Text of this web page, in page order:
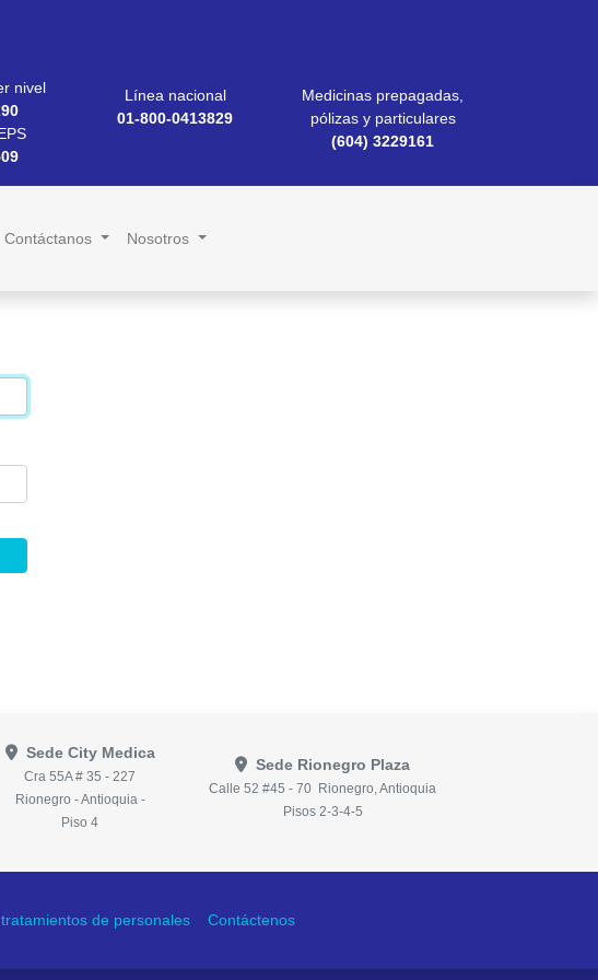
nivel
Línea nacional
01-800-0413829
Medicinas prepagadas,
pólizas y particulares
(604) 3229161
Contáctanos Nosotros
Sede City Medica
Cra 55A # 35 - 227
Rionegro - Antioquia -
Piso 4
Sede Rionegro Plaza
Calle 52 #45 - 70 Rionegro, Antioquia
Pisos 2-3-4-5
de personales Contáctenos